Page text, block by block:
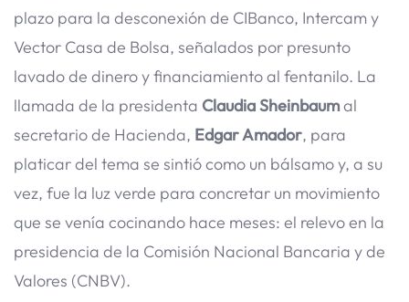
plazo para la desconexión de CIBanco, Intercam y
Vector Casa de Bolsa, señalados por presunto
lavado de dinero y financiamiento al fentanilo. La
llamada de la presidenta Claudia Sheinbaumal
secretario de Hacienda, Edgar Amador, para
platicar del tema se sintió como un bálsamo y, a su
vez, fue la luz verde para concretar un movimiento
que se venía cocinando hace meses: el relevo en la
presidencia de la Comisión Nacional Bancaria y de
Valores (CNBV).